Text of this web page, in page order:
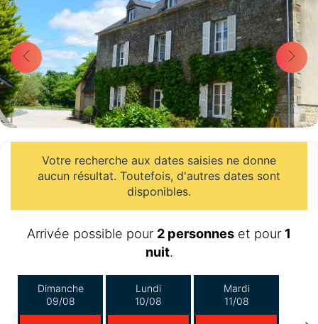
Votre recherche aux dates saisies ne donne
aucun résultat. Toutefois, d'autres dates sont
disponibles.
Arrivée possible pour 2 personnes et pour 1
nuit.
Dimanche
09/08
Lundi
10/08
Mardi
11/08